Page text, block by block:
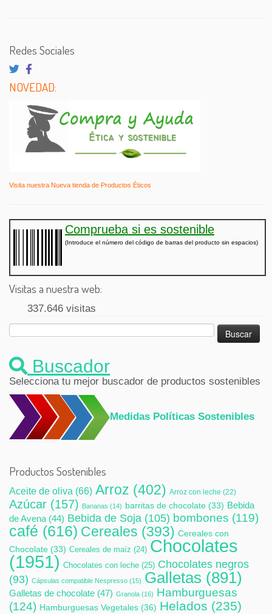
Redes Sociales
NOVEDAD:
Visita nuestra Nueva tienda de Productos Éticos
Comprueba si es sostenible
(Introduce el número del código de barras del producto sin espacios)
Visitas a nuestra web:
337.646 visitas
Buscador
Selecciona tu mejor buscador de productos sostenibles
Medidas Políticas Sostenibles
Productos Sostenibles
Aceite de oliva (66) Arroz (402) Arroz con leche (22)
Azúcar (157) Bananas (14) barritas de chocolate (33) Bebida
de Avena(44) Bebida de Soja (105) bombones (119)
café (616) Cereales (393) Cereales con
Chocolate (33) Cereales de maíz (24) Chocolates
(1951) Chocolates con leche (25) Chocolates negros
(93) Cápsulas compatible Nespresso (15) Galletas (891)
Galletas de chocolate (47) Granola (16) Hamburguesas
(124) Hamburguesas Vegetales (36) Helados (235)